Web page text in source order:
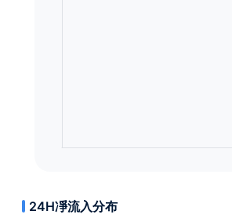
24H凈流入分布